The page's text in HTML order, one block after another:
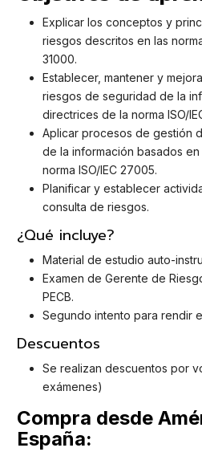
Explicar los conceptos y
riesgos descritos en las
31000.
Establecer, mantener y
riesgos de seguridad de la
directrices de la norma ISO/
Aplicar procesos de gestión
de la información basados
norma ISO/IEC 27005.
Planificar y establecer
consulta de riesgos.
¿Qué incluye?
Material de estudio auto-
Examen de Gerente de
PECB.
Segundo intento para rendir
Descuentos
Se realizan descuentos por
exámenes)
Compra desde
España: